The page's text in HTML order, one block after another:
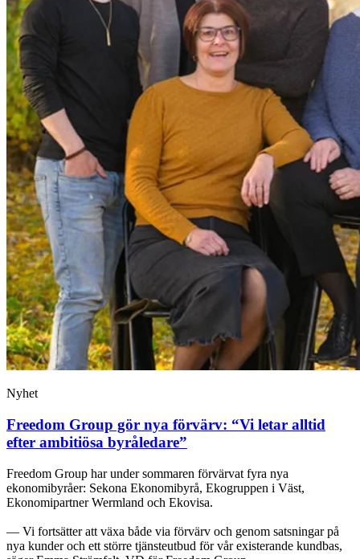
Nyhet
Freedom Group gör nya förvärv: “Vi letar alltid
efter ambitiösa byråledare”
Freedom Group har under sommaren förvärvat fyra nya
ekonomibyråer: Sekona Ekonomibyrå, Ekogruppen i Väst,
Ekonomipartner Wermland och Ekovisa.
— Vi fortsätter att växa både via förvärv och genom satsningar på
nya kunder och ett större tjänsteutbud för vår existerande kundbas,